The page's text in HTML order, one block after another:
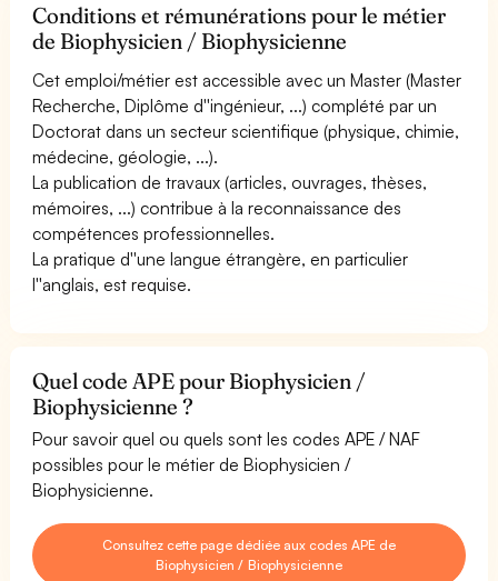
Conditions et rémunérations pour le métier
de Biophysicien / Biophysicienne
Cet emploi/métier est accessible avec un Master (Master
Recherche, Diplôme d''ingénieur, ...) complété par un
Doctorat dans un secteur scientifique (physique, chimie,
médecine, géologie, ...).
La publication de travaux (articles, ouvrages, thèses,
mémoires, ...) contribue à la reconnaissance des
compétences professionnelles.
La pratique d''une langue étrangère, en particulier
l''anglais, est requise.
Quel code APE pour Biophysicien /
Biophysicienne ?
Pour savoir quel ou quels sont les codes APE / NAF
possibles pour le métier de Biophysicien /
Biophysicienne.
Consultez cette page dédiée aux codes APE de
Biophysicien / Biophysicienne